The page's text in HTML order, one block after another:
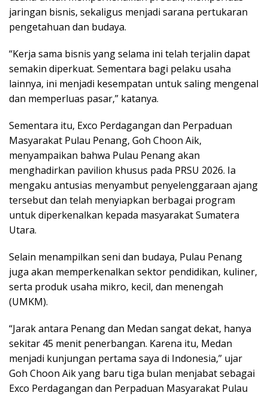
jaringan bisnis, sekaligus menjadi sarana pertukaran
pengetahuan dan budaya.
“Kerja sama bisnis yang selama ini telah terjalin dapat
semakin diperkuat. Sementara bagi pelaku usaha
lainnya, ini menjadi kesempatan untuk saling mengenal
dan memperluas pasar,” katanya.
Sementara itu, Exco Perdagangan dan Perpaduan
Masyarakat Pulau Penang, Goh Choon Aik,
menyampaikan bahwa Pulau Penang akan
menghadirkan pavilion khusus pada PRSU 2026. Ia
mengaku antusias menyambut penyelenggaraan ajang
tersebut dan telah menyiapkan berbagai program
untuk diperkenalkan kepada masyarakat Sumatera
Utara.
Selain menampilkan seni dan budaya, Pulau Penang
juga akan memperkenalkan sektor pendidikan, kuliner,
serta produk usaha mikro, kecil, dan menengah
(UMKM).
“Jarak antara Penang dan Medan sangat dekat, hanya
sekitar 45 menit penerbangan. Karena itu, Medan
menjadi kunjungan pertama saya di Indonesia,” ujar
Goh Choon Aik yang baru tiga bulan menjabat sebagai
Exco Perdagangan dan Perpaduan Masyarakat Pulau